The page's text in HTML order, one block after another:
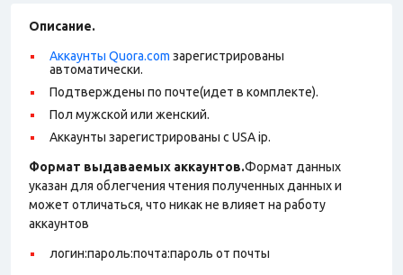
Описание.
Аккаунты Quora.com зарегистрированы
автоматически.
Подтверждены по почте(идет в комплекте).
Пол мужской или женский.
Аккаунты зарегистрированы с USA ip.
Формат выдаваемых аккаунтов.Формат данных
указан для облегчения чтения полученных данных и
может отличаться, что никак не влияет на работу
аккаунтов
логин:пароль:почта:пароль от почты